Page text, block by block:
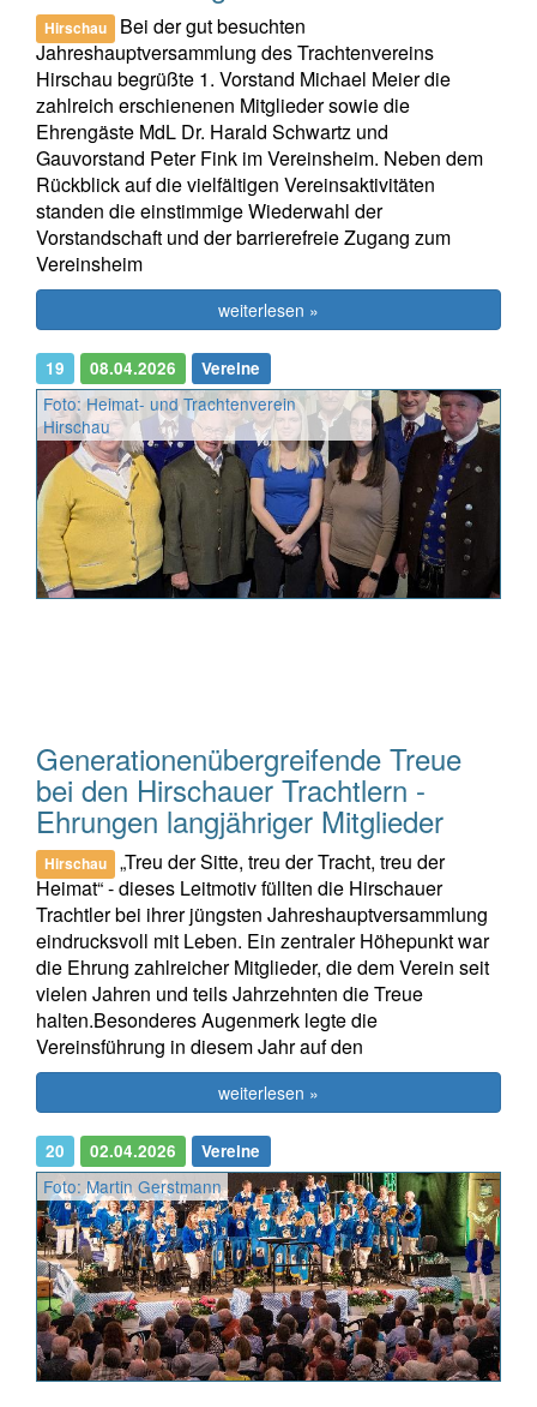
Hirschau
Bei der gut besuchten
Jahreshauptversammlung des Trachtenvereins
Hirschau begrüßte 1. Vorstand Michael Meier die
zahlreich erschienenen Mitglieder sowie die
Ehrengäste MdL Dr. Harald Schwartz und
Gauvorstand Peter Fink im Vereinsheim. Neben dem
Rückblick auf die vielfältigen Vereinsaktivitäten
standen die einstimmige Wiederwahl der
Vorstandschaft und der barrierefreie Zugang zum
Vereinsheim
weiterlesen »
19 08.04.2026 Vereine
Foto: Heimat- und Trachtenverein
Hirschau
Generationenübergreifende Treue
bei den Hirschauer Trachtlern -
Ehrungen langjähriger Mitglieder
Hirschau
„Treu der Sitte, treu der Tracht, treu der
Heimat“ - dieses Leitmotiv füllten die Hirschauer
Trachtler bei ihrer jüngsten Jahreshauptversammlung
eindrucksvoll mit Leben. Ein zentraler Höhepunkt war
die Ehrung zahlreicher Mitglieder, die dem Verein seit
vielen Jahren und teils Jahrzehnten die Treue
halten.Besonderes Augenmerk legte die
Vereinsführung in diesem Jahr auf den
weiterlesen »
20 02.04.2026 Vereine
Foto: Martin Gerstmann